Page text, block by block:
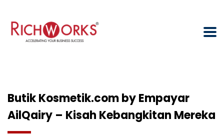
Butik Kosmetik.com by Empayar
AilQairy – Kisah Kebangkitan Mereka